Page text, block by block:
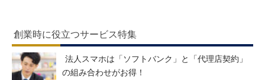
創業時に役立つサービス特集
法人スマホは「ソフトバンク」と「代理店契約」
の組み合わせがお得！